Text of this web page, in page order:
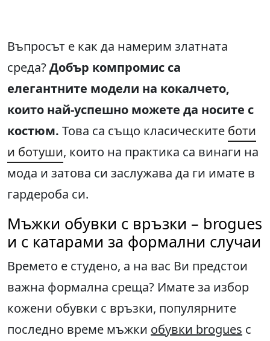
Въпросът е как да намерим златната
среда?Добър компромис са
елегантните модели на кокалчето,
които най-успешно можете да носите с
костюм. Това са също класическите боти
и ботуши, които на практика са винаги на
мода и затова си заслужава да ги имате в
гардероба си.
Мъжки обувки с връзки – brogues
и с катарами за формални случаи
Времето е студено, а на вас Ви предстои
важна формална среща? Имате за избор
кожени обувки с връзки, популярните
последно време мъжки обувки brogues с